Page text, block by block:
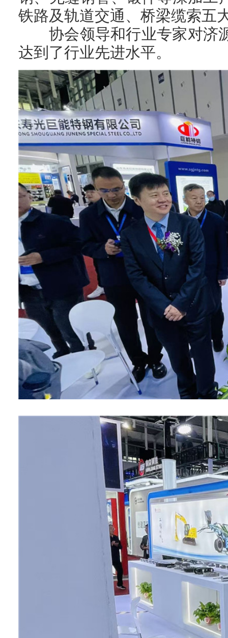
铁路及轨道交通、桥梁缆索五
协会领导和行业专家对济
达到了行业先进水平。